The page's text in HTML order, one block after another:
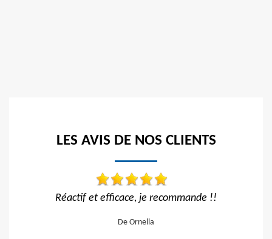
LES AVIS DE NOS CLIENTS
Travail impeccable
De Hélène